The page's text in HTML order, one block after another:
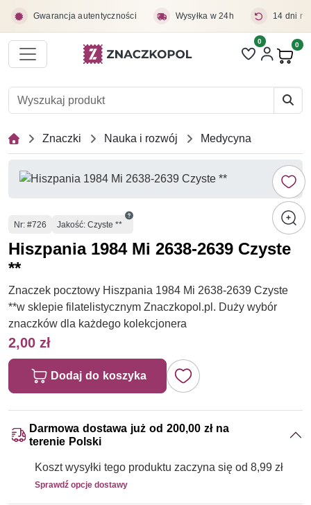
Gwarancja autentyczności Wysyłka w 24h 14 dni
Liczba pozycji
0 0
Znaczki Nauka i rozwój Medycyna
Numer
Nr: #726 Jakość: Czyste **
Hiszpania 1984 Mi 2638-2639 Czyste
**
Znaczek pocztowy Hiszpania 1984 Mi 2638-2639 Czyste
**w sklepie filatelistycznym Znaczkopol.pl. Duży wybór
znaczków dla każdego kolekcjonera
2,00 zł
Dodaj do koszyka
Darmowa dostawa już od 200,00 zł na
terenie Polski
Koszt wysyłki tego produktu zaczyna się od 8,99 zł
Sprawdź opcje dostawy